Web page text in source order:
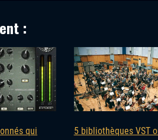
:
qui
5 bibliothèques VST